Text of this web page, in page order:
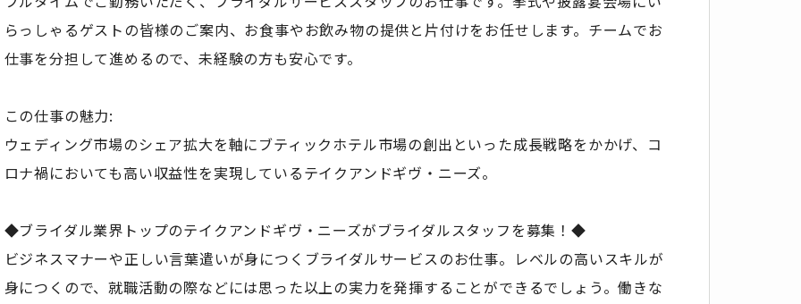
らっしゃるゲストの皆様のご案内、お食事やお飲み物の提供と片付けをお任せします。チームでお
仕事を分担して進めるので、未経験の方も安心です。
この仕事の魅力:
ウェディング市場のシェア拡大を軸にブティックホテル市場の創出といった成長戦略をかかげ、コ
ロナ禍においても高い収益性を実現しているテイクアンドギヴ・ニーズ。
◆ブライダル業界トップのテイクアンドギヴ・ニーズがブライダルスタッフを募集！◆
ビジネスマナーや正しい言葉遣いが身につくブライダルサービスのお仕事。レベルの高いスキルが
身につくので、就職活動の際などには思った以上の実力を発揮することができるでしょう。働きな